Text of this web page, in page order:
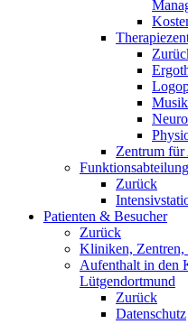
Zentrum für
Zurück
Patienten & Besucher
Zurück
Kliniken, Zentren,
Aufenthalt in den
Lütgendortmund
Zurück
Datenschutz